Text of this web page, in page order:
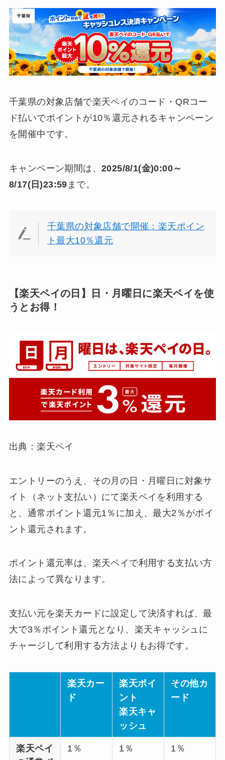
千葉県の対象店舗で楽天ペイのコード・QRコー
ド払いでポイントが10％還元されるキャンペーン
を開催中です。
キャンペーン期間は、 2025/8/1(金)0:00～
8/17(日)23:59 まで。
千葉県の対象店舗で開催：楽天ポイン
ト最大10％還元
【楽天ペイの日】日・月曜日に楽天ペイを使
うとお得！
出典：楽天ペイ
エントリーのうえ、その月の日・月曜日に対象サ
イト（ネット支払い）にて楽天ペイを利用する
と、通常ポイント還元1％に加え、最大2％がポイ
ント還元されます。
ポイント還元率は、楽天ペイで利用する支払い方
法によって異なります。
支払い元を楽天カードに設定して決済すれば、最
大で3％ポイント還元となり、楽天キャッシュに
チャージして利用する方法よりもお得です。
楽天カー
ド
楽天ポイ
ント
楽天キャ
ッシュ
その他カ
ード
楽天ペイ
1％ 1％ 1％